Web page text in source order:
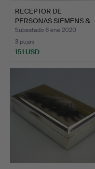
RECEPTOR DE
PERSONAS SIEMENS &
HALSKE VE 3…
Subastado 6 ene 2020
3 pujas
151 USD